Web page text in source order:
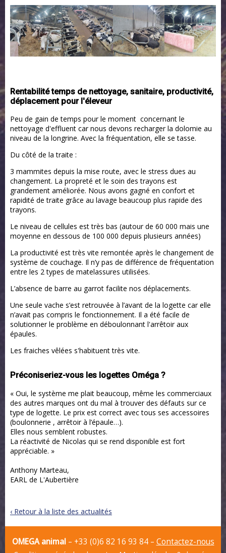
Rentabilité temps de nettoyage, sanitaire, productivité,
déplacement pour l'éleveur
Peu de gain de temps pour le moment concernant le
nettoyage d'effluent car nous devons recharger la dolomie au
niveau de la longrine. Avec la fréquentation, elle se tasse.
Du côté de la traite :
3 mammites depuis la mise route, avec le stress dues au
changement. La propreté et le soin des trayons est
grandement améliorée. Nous avons gagné en confort et
rapidité de traite grâce au lavage beaucoup plus rapide des
trayons.
Le niveau de cellules est très bas (autour de 60 000 mais une
moyenne en dessous de 100 000 depuis plusieurs années)
La productivité est très vite remontée après le changement de
système de couchage. Il n’y pas de différence de fréquentation
entre les 2 types de matelassures utilisées.
L’absence de barre au garrot facilite nos déplacements.
Une seule vache s’est retrouvée à l’avant de la logette car elle
n’avait pas compris le fonctionnement. Il a été facile de
solutionner le problème en déboulonnant l'arrêtoir aux
épaules.
Les fraiches vêlées s'habituent très vite.
Préconiseriez-vous les logettes Oméga ?
« Oui, le système me plait beaucoup, même les commerciaux
des autres marques ont du mal à trouver des défauts sur ce
type de logette. Le prix est correct avec tous ses accessoires
(boulonnerie , arrêtoir à l’épaule…).
Elles nous semblent robustes.
La réactivité de Nicolas qui se rend disponible est fort
appréciable. »
Anthony Marteau,
EARL de L'Aubertière
‹ Retour à la liste des actualités
OMEGA animal– +33 (0)6 82 16 93 84 – Contactez-nous